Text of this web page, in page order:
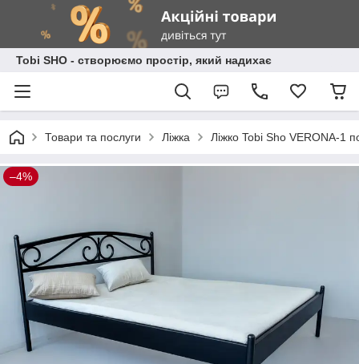
Tobi SHO - створюємо простір, який надихає
Товари та послуги Ліжка Ліжко Tobi Sho VERONA-1
–4%